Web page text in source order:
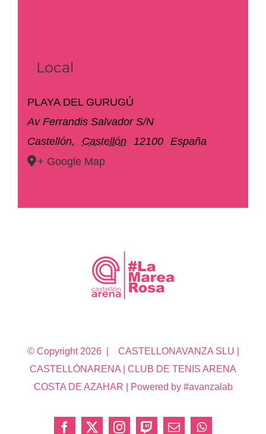
Local
PLAYA DEL GURUGÚ
Av Ferrandis Salvador S/N
Castellón, Castellón 12100
España
+ Google Map
© Copyright 2026 | CASTELLONAVANZA SLU |
CASTELLÓNARENA | CLUB DE TENIS ARENA
COSTA DE AZAHAR | Powered by #avanzalab